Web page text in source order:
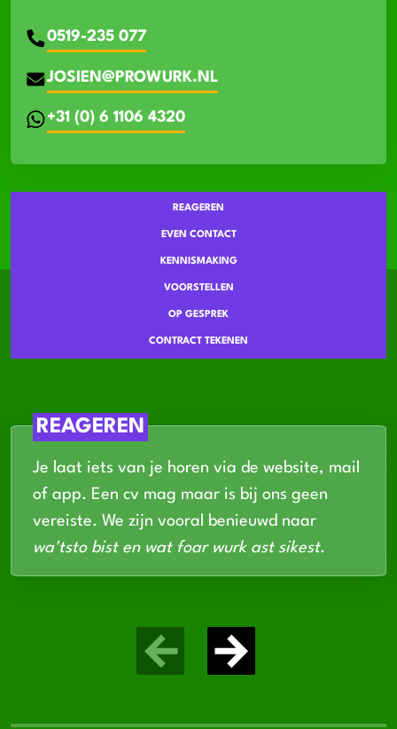
0519-235 077
JOSIEN@PROWURK.NL
+31 (0) 6 1106 4320
REAGEREN
EVEN CONTACT
KENNISMAKING
VOORSTELLEN
OP GESPREK
CONTRACT TEKENEN
REAGEREN
Je laat iets van je horen via de website, mail
of app. Een cv mag maar is bij ons geen
vereiste. We zijn vooral benieuwd naar
wa'tsto bist en wat foar wurk ast sikest.